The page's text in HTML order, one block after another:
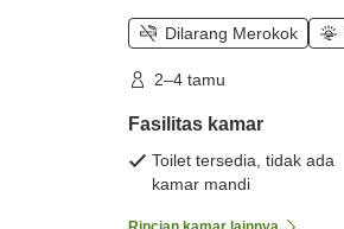
Dilarang Merokok
2–4 tamu
Fasilitas kamar
Toilet tersedia, tidak ada
kamar mandi